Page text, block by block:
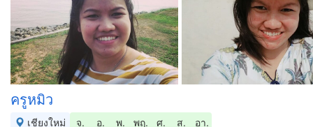
ครูหมิว
เชียงใหม่ จ. อ. พ. พฤ. ศ. ส.
อา.